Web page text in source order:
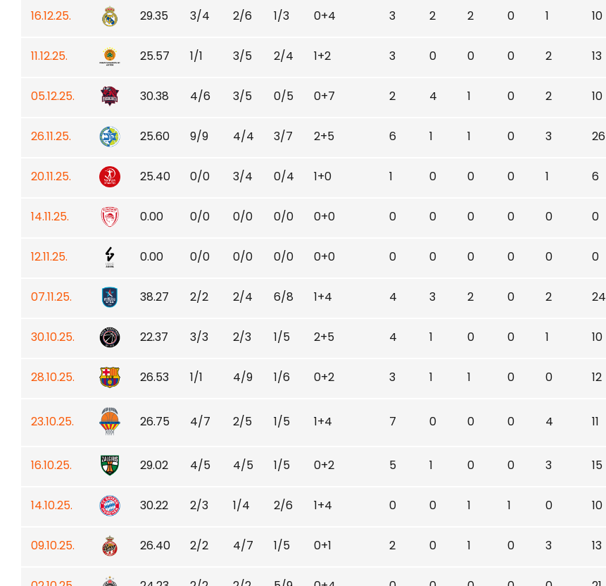
16.12.25. 29.35 3/4 2/6 1/3 0+4 3 2 2 0 1 10
11.12.25. 25.57 1/1 3/5 2/4 1+2 3 0 0 0 2 13
05.12.25. 30.38 4/6 3/5 0/5 0+7 2 4 1 0 2 10
26.11.25. 25.60 9/9 4/4 3/7 2+5 6 1 1 0 3 26
20.11.25. 25.40 0/0 3/4 0/4 1+0 1 0 0 0 1 6
14.11.25. 0.00 0/0 0/0 0/0 0+0 0 0 0 0 0 0
12.11.25. 0.00 0/0 0/0 0/0 0+0 0 0 0 0 0 0
07.11.25. 38.27 2/2 2/4 6/8 1+4 4 3 2 0 2 24
30.10.25. 22.37 3/3 2/3 1/5 2+5 4 1 0 0 1 10
28.10.25. 26.53 1/1 4/9 1/6 0+2 3 1 1 0 0 12
23.10.25. 26.75 4/7 2/5 1/5 1+4 7 0 0 0 4 11
16.10.25. 29.02 4/5 4/5 1/5 0+2 5 1 0 0 3 15
14.10.25. 30.22 2/3 1/4 2/6 1+4 0 0 1 1 0 10
09.10.25. 26.40 2/2 4/7 1/5 0+1 2 0 1 0 3 13